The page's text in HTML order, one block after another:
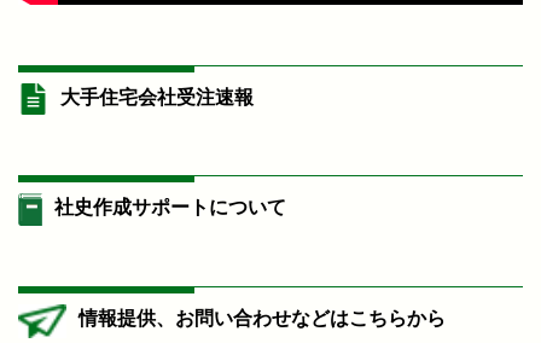
大手住宅会社受注速報
社史作成サポートについて
情報提供、お問い合わせなどはこちらから